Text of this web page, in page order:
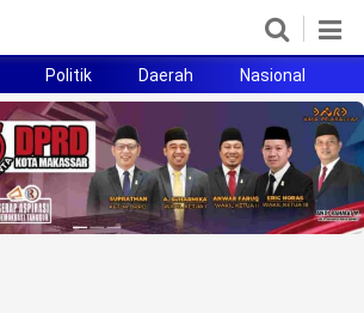
Politik Daerah Nasional